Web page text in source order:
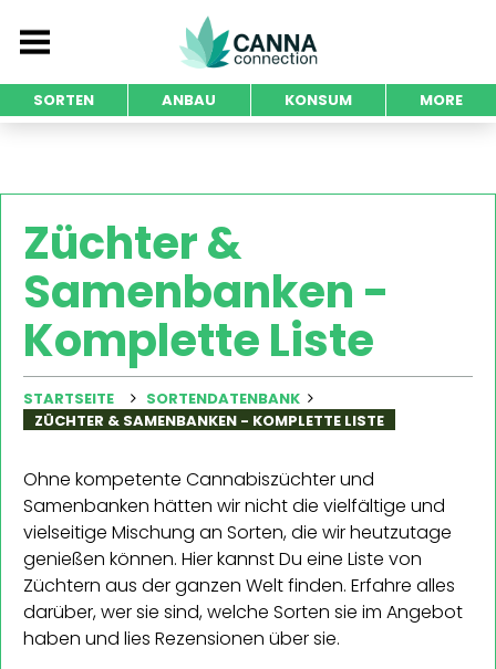
SORTEN ANBAU KONSUM MORE
Züchter &
Samenbanken -
Komplette Liste
STARTSEITE
SORTENDATENBANK
ZÜCHTER & SAMENBANKEN - KOMPLETTE LISTE
Ohne kompetente Cannabiszüchter und
Samenbanken hätten wir nicht die vielfältige und
vielseitige Mischung an Sorten, die wir heutzutage
genießen können. Hier kannst Du eine Liste von
Züchtern aus der ganzen Welt finden. Erfahre alles
darüber, wer sie sind, welche Sorten sie im Angebot
haben und lies Rezensionen über sie.